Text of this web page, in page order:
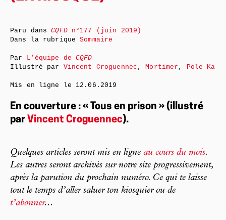
En couverture : « Tous en prison » (illustré
par Vincent Croguennec).
Quelques articles seront mis en ligne au cours du mois.
Les autres seront archivés sur notre site progressivement,
après la parution du prochain numéro. Ce qui te laisse
tout le temps d’aller saluer ton kiosquier ou de
t’abonner...
Paru dansCQFDn°177 (juin 2019)
Dans la rubriqueSommaire
Par L’équipe deCQFD
Illustré par Vincent Croguennec ,Mortimer , Pole Ka
Mis en ligne le 12.06.2019